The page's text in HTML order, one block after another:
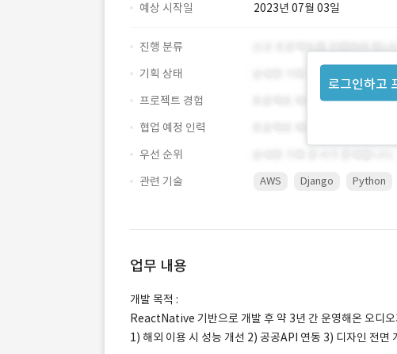
로그인하고
예상 시작일 2023년 07월 03일
진행 분류
기획 상태
프로젝트 경험
협업 예정 인력
우선 순위
관련 기술
AWS Django Python
업무 내용
개발 목적 :
ReactNative 기반으로 개발 후 약 3년 간 운영해온 오디
1) 해외 이용 시 성능 개선 2) 공공API 연동 3) 디자인 전면